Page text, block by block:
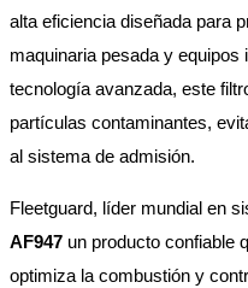
alta eficiencia diseñada para
maquinaria pesada y
tecnología avanzada, este
partículas contaminantes,
al sistema de admisión.
Fleetguard, líder mundial en
AF947 un producto confiable
optimiza la combustión y